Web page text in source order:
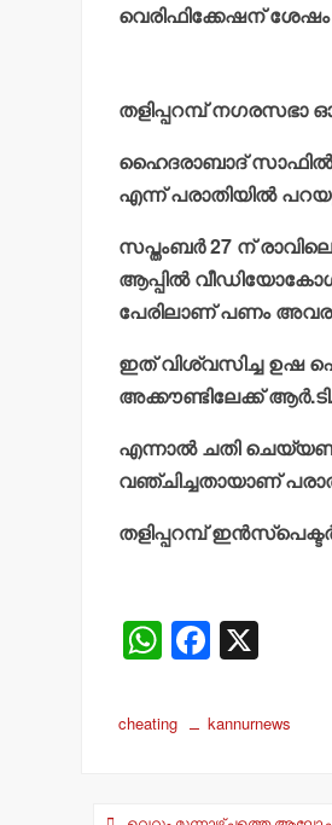
വെരിഫിക്കേഷന് ശേഷം
തളിപ്പറമ്പ് നഗരസഭാ
ഹൈദരാബാദ്
എന്ന് പരാതിയില്‍
സപ്തംബര്‍ 27 ന്
ആപ്പില്‍
പേരിലാണ് പണം
ഇത് വിശ്വസിച്ച ഉഷ
അക്കൗണ്ടിലേക്ക്
എന്നാല്‍ ചതി
വഞ്ചിച്ചതായാണ്
തളിപ്പറമ്പ്
W
at
F
c
cheating kannurnews